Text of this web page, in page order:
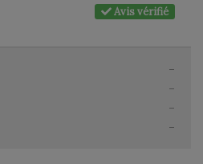
Avis vérifié
-
-
-
-